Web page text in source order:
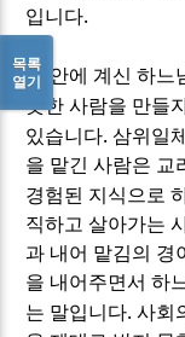
입니다.
내 안에 계신 하느
슷한 사람을 만들
있습니다.삼위일
을 맡긴 사람은 교
경험된 지식으로
직하고 살아가는
과 내어 맡김의 경
을 내어주면서 하
는 말입니다.사회
목록
열기